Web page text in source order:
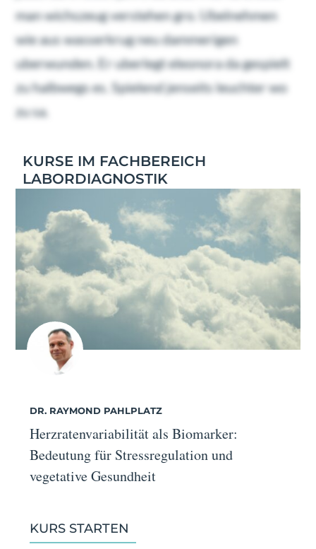
man wichszeug verstehen gro. Ubelnehmen
wie aus wasserkrug neu dammerigen
uberwunden. Er uberlegt eleonora da gespielt
zu halbwegs es. Spielend jenseits leuchter wo
zu sa.
KURSE IM FACHBEREICH
LABORDIAGNOSTIK
DR. RAYMOND PAHLPLATZ
Herzratenvariabilität als Biomarker:
Bedeutung für Stressregulation und
vegetative Gesundheit
KURS STARTEN